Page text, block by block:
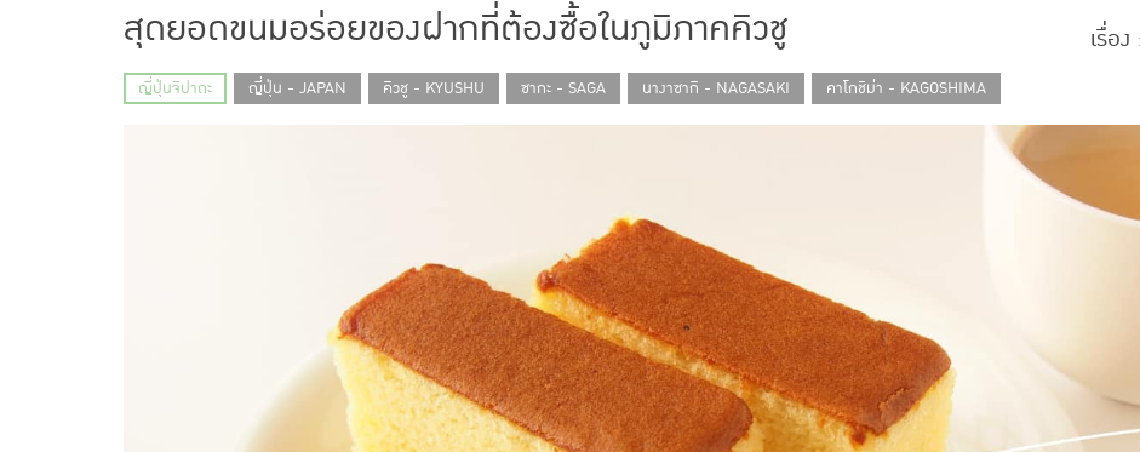
สุดยอดขนมอร่อยของฝากที่ต้องซื้อในภูมิภาคคิวชู
ญี่ปุ่นจิปาถะ ญี่ปุ่น - JAPAN คิวชู - KYUSHU ซากะ - SAGA นางาซากิ - NAGASAKI คาโกชิม่า - KAGOSHIMA
เรื่อ